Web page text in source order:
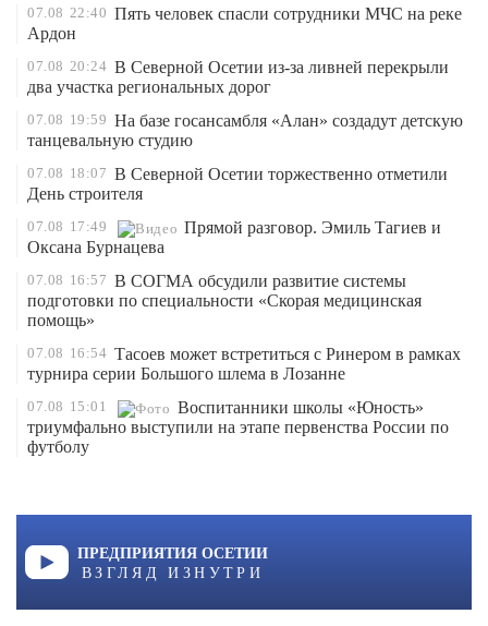
07.08 22:40 Пять человек спасли сотрудники МЧС на реке
Ардон
07.08 20:24 В Северной Осетии из-за ливней перекрыли
два участка региональных дорог
07.08 19:59 На базе госансамбля «Алан» создадут детскую
танцевальную студию
07.08 18:07 В Северной Осетии торжественно отметили
День строителя
07.08 17:49
Прямой разговор. Эмиль Тагиев и
Оксана Бурнацева
07.08 16:57 В СОГМА обсудили развитие системы
подготовки по специальности «Скорая медицинская
помощь»
07.08 16:54 Тасоев может встретиться с Ринером в рамках
турнира серии Большого шлема в Лозанне
07.08 15:01
Воспитанники школы «Юность»
триумфально выступили на этапе первенства России по
футболу
ПРЕДПРИЯТИЯ ОСЕТИИ
ВЗГЛЯД ИЗНУТРИ